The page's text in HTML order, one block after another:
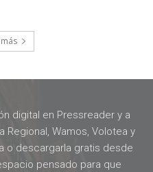
digital en Pressreader y a
Regional, Wamos, Volotea y
o descargarla gratis desde
pensado para que